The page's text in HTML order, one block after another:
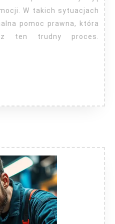
W takich sytuacjach
pomoc prawna, która
ten trudny proces.